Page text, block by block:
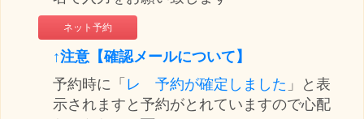
ネット予約
↑注意【確認メールについて】
予約時に「 レ 予約が確定しました 」と表
示されますと予約がとれていますので心配